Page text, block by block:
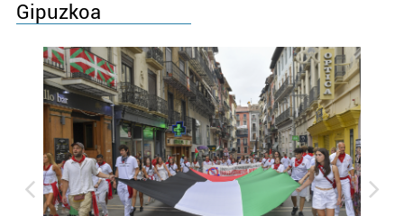
Gipuzkoa